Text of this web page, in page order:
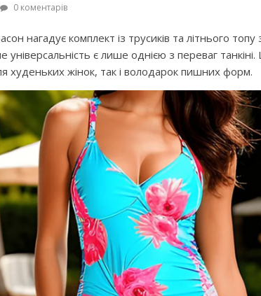
0 коментарів
нагадує комплект із трусиків та літнього
універсальність є лише однією з переваг
худеньких жінок, так і володарок пишних форм.
10 найкращих фільмів для
дітей, що пояснюють складні
питання просто